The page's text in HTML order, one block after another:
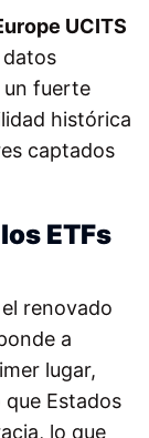
UCITS
datos
un fuerte
histórica
captados
ETFs
renovado
a
lugar,
Estados
lo que